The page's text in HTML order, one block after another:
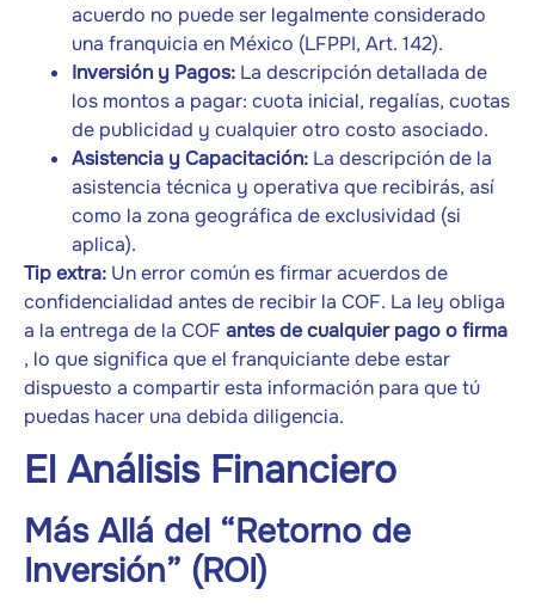
acuerdo no puede ser legalmente considerado
una franquicia en México (LFPPI, Art. 142).
Inversión y Pagos: La descripción detallada de
los montos a pagar: cuota inicial, regalías, cuotas
de publicidad y cualquier otro costo asociado.
Asistencia y Capacitación: La descripción de la
asistencia técnica y operativa que recibirás, así
como la zona geográfica de exclusividad (si
aplica).
Tip extra: Un error común es firmar acuerdos de
confidencialidad antes de recibir la COF. La ley obliga
a la entrega de la COF antes de cualquier pago o firma
, lo que significa que el franquiciante debe estar
dispuesto a compartir esta información para que tú
puedas hacer una debida diligencia.
El Análisis Financiero
Más Allá del “Retorno de
Inversión” (ROI)